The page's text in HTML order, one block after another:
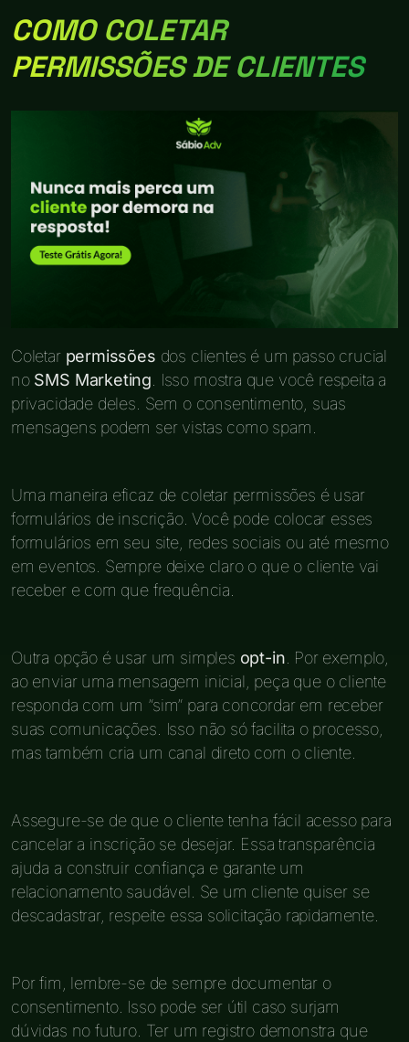
COMO COLETAR
PERMISSÕES DE CLIENTES
Coletar permissões dos clientes é um passo crucial
no SMS Marketing . Isso mostra que você respeita a
privacidade deles. Sem o consentimento, suas
mensagens podem ser vistas como spam.
Uma maneira eficaz de coletar permissões é usar
formulários de inscrição. Você pode colocar esses
formulários em seu site, redes sociais ou até mesmo
em eventos. Sempre deixe claro o que o cliente vai
receber e com que frequência.
Outra opção é usar um simples opt-in . Por exemplo,
ao enviar uma mensagem inicial, peça que o cliente
responda com um “sim” para concordar em receber
suas comunicações. Isso não só facilita o processo,
mas também cria um canal direto com o cliente.
Assegure-se de que o cliente tenha fácil acesso para
cancelar a inscrição se desejar. Essa transparência
ajuda a construir confiança e garante um
relacionamento saudável. Se um cliente quiser se
descadastrar, respeite essa solicitação rapidamente.
Por fim, lembre-se de sempre documentar o
consentimento. Isso pode ser útil caso surjam
dúvidas no futuro. Ter um registro demonstra que